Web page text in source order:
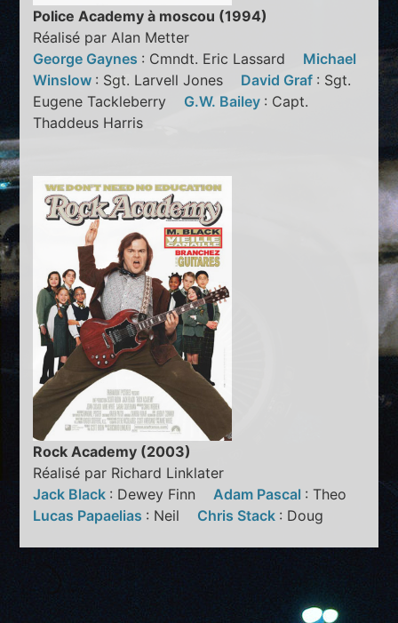
Police Academy à moscou (1994)
Réalisé par Alan Metter
George Gaynes : Cmndt. Eric Lassard Michael
Winslow : Sgt. Larvell Jones David Graf : Sgt.
Eugene Tackleberry G.W. Bailey : Capt.
Thaddeus Harris
Rock Academy (2003)
Réalisé par Richard Linklater
Jack Black : Dewey FinnAdam Pascal : Theo
Lucas Papaelias : Neil Chris Stack : Doug